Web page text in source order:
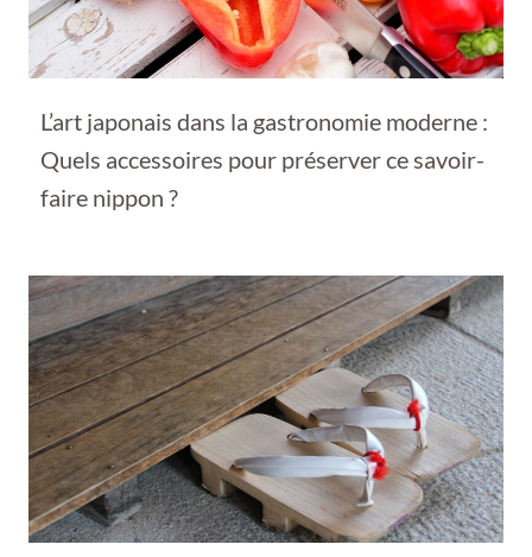
L’art japonais dans la gastronomie moderne :
Quels accessoires pour préserver ce savoir-
faire nippon ?